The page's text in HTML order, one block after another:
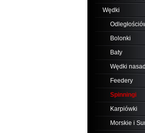
Wędki
Bolonki
Baty
Wędki
Feedery
Spinningi
Karpiówki
Morskie i